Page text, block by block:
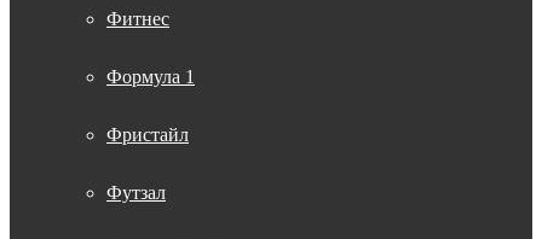
Фитнес
Формула 1
Фристайл
Футзал